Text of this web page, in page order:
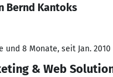
Bernd Kantoks
und 8 Monate, seit Jan. 2010
& Web